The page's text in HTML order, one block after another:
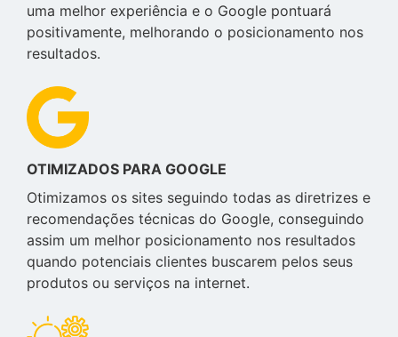
uma melhor experiência e o Google pontuará
positivamente, melhorando o posicionamento nos
resultados.
OTIMIZADOS PARA GOOGLE
Otimizamos os sites seguindo todas as diretrizes e
recomendações técnicas do Google, conseguindo
assim um melhor posicionamento nos resultados
quando potenciais clientes buscarem pelos seus
produtos ou serviços na internet.